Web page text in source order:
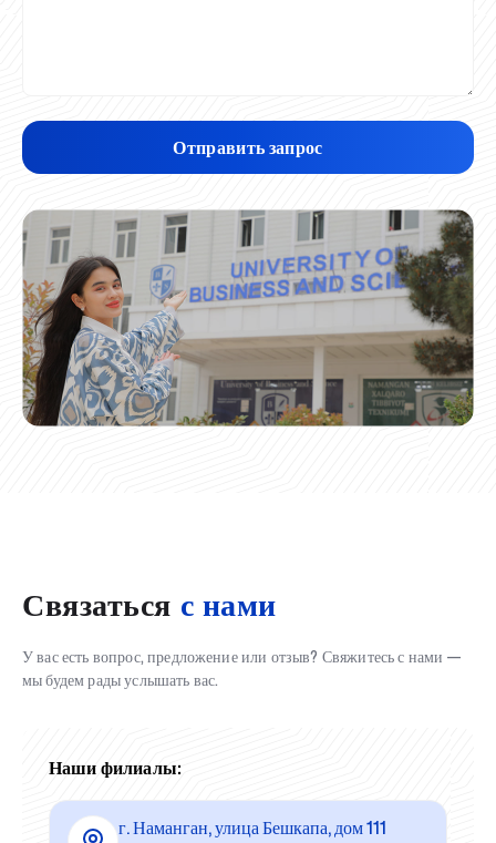
Отправить запрос
Связаться с нами
У вас есть вопрос, предложение или отзыв? Свяжитесь с нами —
мы будем рады услышать вас.
Наши филиалы:
г. Наманган, улица Бешкапа, дом 111